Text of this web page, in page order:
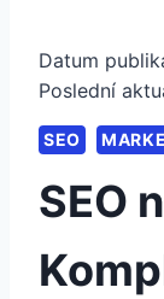
Datum
Poslední
SEO
SEO